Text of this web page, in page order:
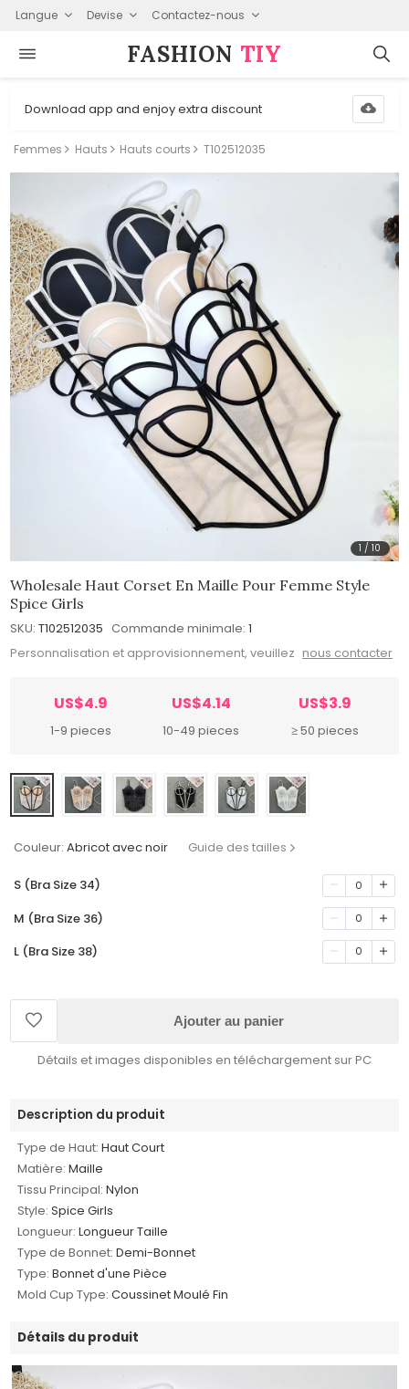
Langue Devise Contactez-nous
FASHION⁠ TIY
Download app and enjoy extra discount
Femmes Hauts Hauts courts T102512035
1 /10
Wholesale Haut Corset En Maille Pour Femme Style
Spice Girls
SKU: T102512035 Commande minimale: 1
Personnalisation et approvisionnement, veuillez nous contacter
US$4.9
1-9 pieces
US$4.14
10-49 pieces
US$3.9
≥ 50 pieces
Couleur: Abricot avec noir Guide des tailles
S (Bra Size 34) 0
M (Bra Size 36) 0
L (Bra Size 38) 0
Ajouter au panier
Détails et images disponibles en téléchargement sur PC
Description du produit
Type de Haut: Haut Court
Matière: Maille
Tissu Principal: Nylon
Style: Spice Girls
Longueur: Longueur Taille
Type de Bonnet: Demi-Bonnet
Type: Bonnet d'une Pièce
Mold Cup Type: Coussinet Moulé Fin
Détails du produit